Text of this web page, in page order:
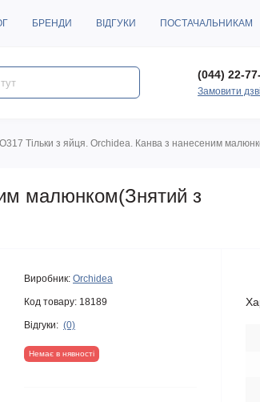
БРЕНДИ ВІДГУКИ ПОСТАЧАЛЬНИКАМ
(044) 22-
Замовити
O317 Тільки з яйця. Orchidea. Канва з нанесеним
малюнком(Знятий з
Виробник: Orchidea
Код товару: 18189
Відгуки: (0)
Немає в нявності